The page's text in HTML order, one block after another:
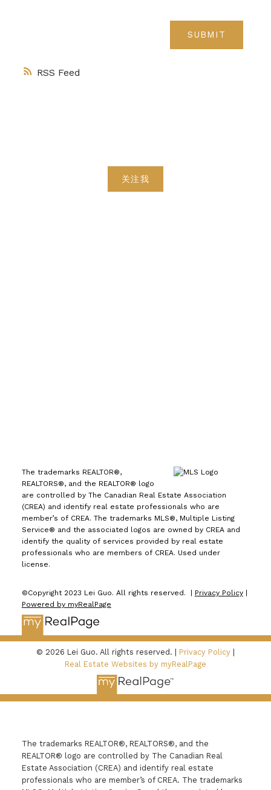
RSS
SUBMIT
关注我
The trademarks REALTOR®,
REALTORS®, and the REALTOR® logo
are controlled by The Canadian Real Estate Association
(CREA) and identify real estate professionals who are
member’s of CREA. The trademarks MLS®, Multiple Listing
Service® and the associated logos are owned by CREA and
identify the quality of services provided by real estate
professionals who are members of CREA. Used under
license.
©Copyright 2023 Lei Guo. All rights reserved. | Privacy Policy|
Powered by myRealPage
© 2026 Lei Guo. All rights reserved. | Privacy Policy
Real Estate Websites by myRealPage
The trademarks REALTOR®, REALTORS®, and the
REALTOR® logo are controlled by The Canadian Real
Estate Association (CREA) and identify real estate
professionals who are member’s of CREA. The trademarks